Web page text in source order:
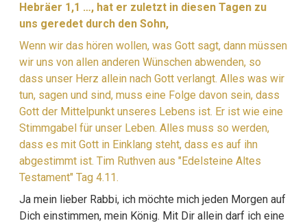
Hebräer 1,1 …, hat er zuletzt in diesen Tagen zu
uns geredet durch den Sohn,
Wenn wir das hören wollen, was Gott sagt, dann müssen
wir uns von allen anderen Wünschen abwenden, so
dass unser Herz allein nach Gott verlangt. Alles was wir
tun, sagen und sind, muss eine Folge davon sein, dass
Gott der Mittelpunkt unseres Lebens ist. Er ist wie eine
Stimmgabel für unser Leben. Alles muss so werden,
dass es mit Gott in Einklang steht, dass es auf ihn
abgestimmt ist. Tim Ruthven aus "Edelsteine Altes
Testament" Tag 4.11.
Ja mein lieber Rabbi, ich möchte mich jeden Morgen auf
Dich einstimmen, mein König. Mit Dir allein darf ich eine